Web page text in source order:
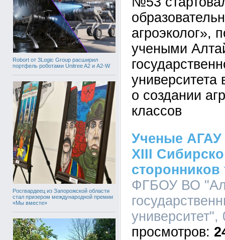
Robort от 3Logic Group расширил
портфель роботами Unitree A2 и A2-W
Росгвардеец из Запорожской области
стал призером международной премии
«Мы вместе»
агроэколог»,
учеными
о создании
классов
Ученые АГАУ
XIII
сторонников
ФГБОУ ВО